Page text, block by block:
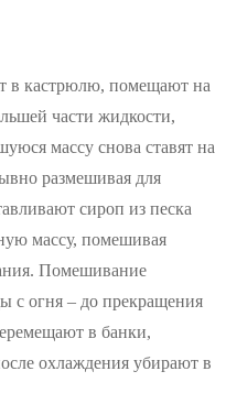
в кастрюлю, помещают на
части жидкости,
массу снова ставят на
размешивая для
сироп из песка
массу, помешивая
Помешивание
с огня – до прекращения
в банки,
охлаждения убирают в